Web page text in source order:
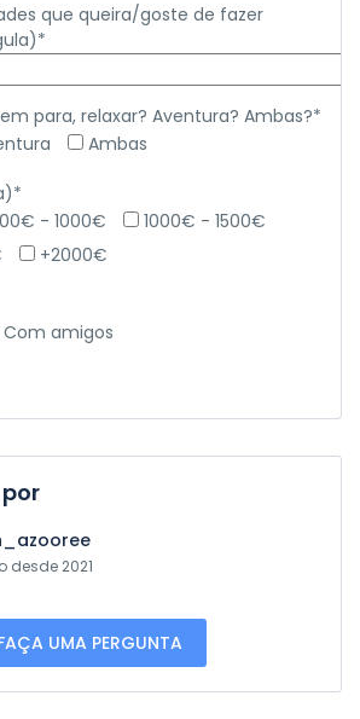
que queira/goste de fazer
para, relaxar? Aventura? Ambas?*
Ambas
- 1000€
1000€ - 1500€
+2000€
Com amigos
desde 2021
UMA PERGUNTA